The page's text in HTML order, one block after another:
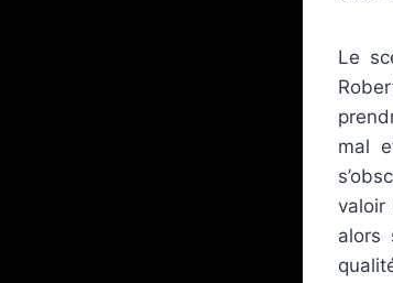
Le
mal
valoir
alors